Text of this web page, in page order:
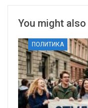
You might
ПОЛИТИКА